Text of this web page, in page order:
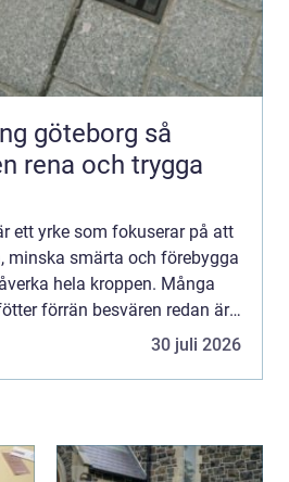
göteborg så
rena och trygga
ett yrke som fokuserar på att
minska smärta och förebygga
hela kroppen. Många
förrän besvären redan är
fotvård kan vara30 juli 2026